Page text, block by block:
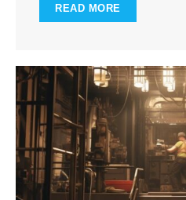
READ MORE